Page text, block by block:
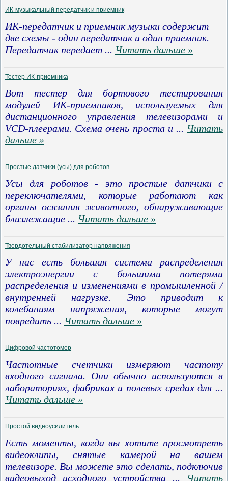
ИК-музыкальный передатчик и приемник
ИК-передатчик и приемник музыки содержит
две схемы - один передатчик и один приемник.
Передатчик передает ... Читать дальше »
Тестер ИК-приемника
Вот тестер для бортового тестирования
модулей ИК-приемников, используемых для
дистанционного управления телевизорами и
VCD-плеерами. Схема очень проста и ... Читать
дальше »
Простые датчики (усы) для роботов
Усы для роботов - это простые датчики с
переключателями, которые работают как
органы осязания животного, обнаруживающие
близлежащие ... Читать дальше »
Твердотельный стабилизатор напряжения
У нас есть большая система распределения
электроэнергии с большими потерями
распределения и изменениями в промышленной /
внутренней нагрузке. Это приводит к
колебаниям напряжения, которые могут
повредить ... Читать дальше »
Цифровой частотомер
Частотные счетчики измеряют частоту
входного сигнала. Они обычно используются в
лабораториях, фабриках и полевых средах для ...
Читать дальше »
Простой видеоусилитель
Есть моменты, когда вы хотите просмотреть
видеоклипы, снятые камерой на вашем
телевизоре. Вы можете это сделать, подключив
видеовыход исходного устройства
... Читать